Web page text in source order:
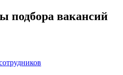
подбора вакансий